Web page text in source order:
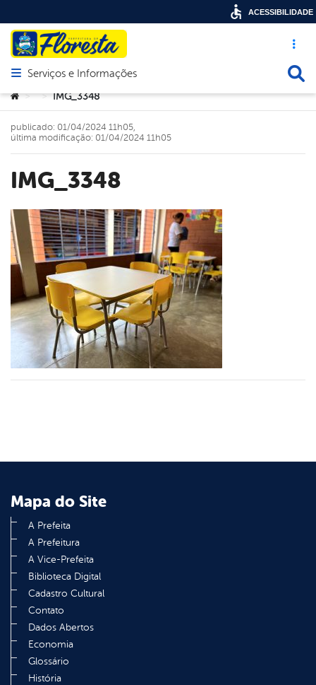
Acesso
Abrir menu principal de navegação
Serviços e Informações
Você está aqui:
> > IMG_3348
IMG_3348
publicado: 01/04/2024 11h05,
última modificação: 01/04/2024 11h05
Mapa do Site
A Prefeita
A Prefeitura
A Vice-Prefeita
Biblioteca Digital
Cadastro Cultural
Contato
Dados Abertos
Economia
Glossário
História
ACESSIBILIDADE